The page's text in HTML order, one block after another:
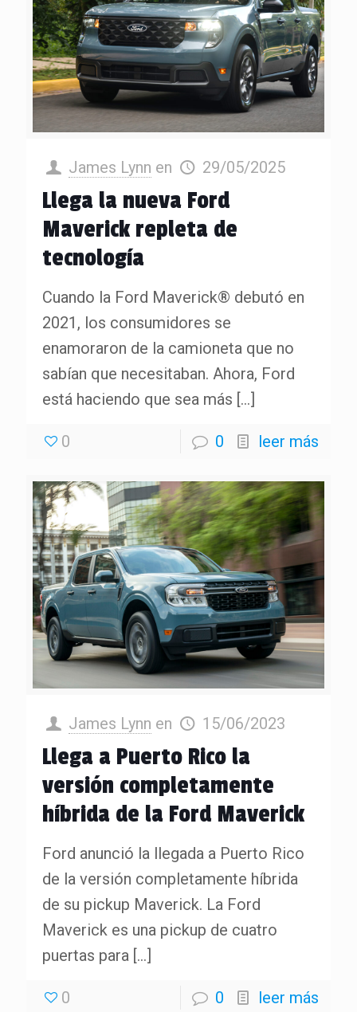
James Lynn en 29/05/2025
Llega la nueva Ford
Maverick repleta de
tecnología
Cuando la Ford Maverick® debutó en
2021, los consumidores se
enamoraron de la camioneta que no
sabían que necesitaban. Ahora, Ford
está haciendo que sea más […]
0 0 leer más
James Lynn en 15/06/2023
Llega a Puerto Rico la
versión completamente
híbrida de la Ford Maverick
Ford anunció la llegada a Puerto Rico
de la versión completamente híbrida
de su pickup Maverick. La Ford
Maverick es una pickup de cuatro
puertas para […]
0 0 leer más